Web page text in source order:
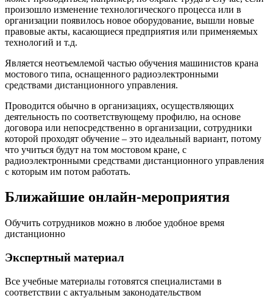
произошло изменение технологического процесса или в
организации появилось новое оборудование, вышли новые
правовые акты, касающиеся предприятия или применяемых
технологий и т.д.
Является неотъемлемой частью обучения машинистов крана
мостового типа, оснащенного радиоэлектронными
средствами дистанционного управления.
Проводится обычно в организациях, осуществляющих
деятельность по соответствующему профилю, на основе
договора или непосредственно в организации, сотрудники
которой проходят обучение – это идеальный вариант, потому
что учиться будут на том мостовом кране, с
радиоэлектронными средствами дистанционного управления
с которым им потом работать.
Ближайшие онлайн-мероприятия
Обучить сотрудников можно в любое удобное время
дистанционно
Экспертный материал
Все учебные материалы готовятся специалистами в
соответствии с актуальным законодательством